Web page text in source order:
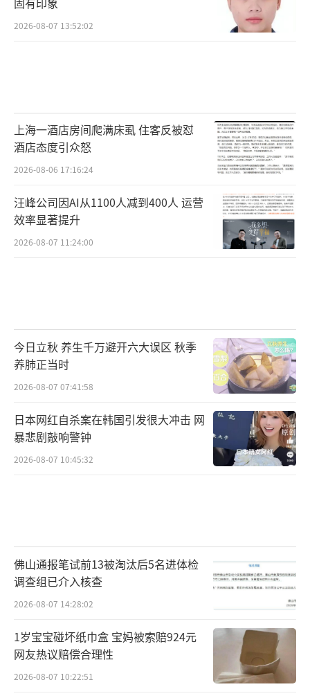
2026-08-07 13:52:02
上海一酒店房间爬满床虱 住客反被怼
酒店态度引众怒
2026-08-06 17:16:24
汪峰公司因AI从1100人减到400人 运营
效率显著提升
2026-08-07 11:24:00
今日立秋 养生千万避开六大误区 秋季
养肺正当时
2026-08-07 07:41:58
日本网红自杀案在韩国引发很大冲击 网
暴悲剧敲响警钟
2026-08-07 10:45:32
佛山通报笔试前13被淘汰后5名进体检
调查组已介入核查
2026-08-07 14:28:02
1岁宝宝碰坏纸巾盒 宝妈被索赔924元
网友热议赔偿合理性
2026-08-07 10:22:51